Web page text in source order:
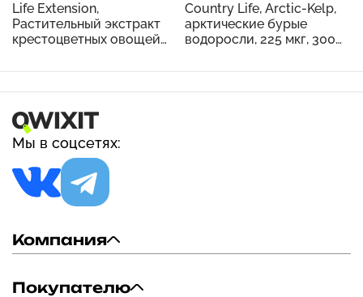
Life Extension,
Растительный экстракт
крестоцветных овощей
ресвератролом, 60
Country Life, Arctic-Kelp,
арктические бурые
водоросли, 225 мкг, 300
Мы в соцсетях:
Компания
Покупателю